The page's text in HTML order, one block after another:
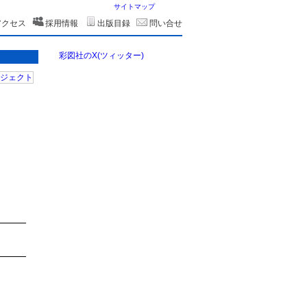
サイトマップ
クセス 採用情報 出版目録
問い合せ
彩図社のX(ツィッター)